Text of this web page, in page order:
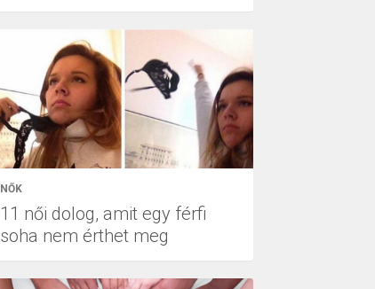
NŐK
11 női dolog, amit egy férfi
soha nem érthet meg